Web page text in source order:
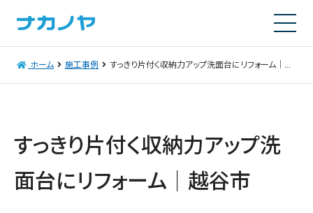
ホーム 施工事例 すっきり片付く収納力アップ洗面台にリフォーム｜越谷市
すっきり片付く収納力アップ洗
面台にリフォーム｜越谷市